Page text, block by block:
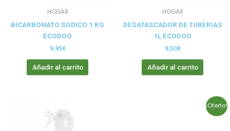
HOGAR
BICARBONATO SODICO 1 KG
ECODOO
9,95€
Añadir al carrito
HOGAR
DESATASCADOR DE TUBERIAS
1L ECODOO
9,50€
Añadir al carrito
¡Oferta!
RangoEste